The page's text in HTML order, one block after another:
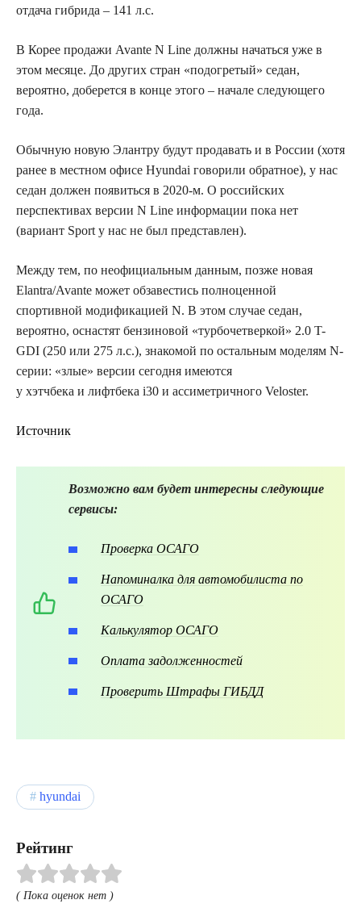
отдача гибрида – 141 л.с.
В Корее продажи Avante N Line должны начаться уже в
этом месяце. До других стран «подогретый» седан,
вероятно, доберется в конце этого – начале следующего
года.
Обычную новую Элантру будут продавать и в России (хотя
ранее в местном офисе Hyundai говорили обратное), у нас
седан должен появиться в 2020-м. О российских
перспективах версии N Line информации пока нет
(вариант Sport у нас не был представлен).
Между тем, по неофициальным данным, позже новая
Elantra/Avante может обзавестись полноценной
спортивной модификацией N. В этом случае седан,
вероятно, оснастят бензиновой «турбочетверкой» 2.0 T-
GDI (250 или 275 л.с.), знакомой по остальным моделям N-
серии: «злые» версии сегодня имеются
у хэтчбека и лифтбека i30 и ассиметричного Veloster.
Источник
Возможно вам будет интересны следующие
сервисы:
Проверка ОСАГО
Напоминалка для автомобилиста по
ОСАГО
Калькулятор ОСАГО
Оплата задолженностей
Проверить Штрафы ГИБДД
hyundai
Рейтинг
( Пока оценок нет )